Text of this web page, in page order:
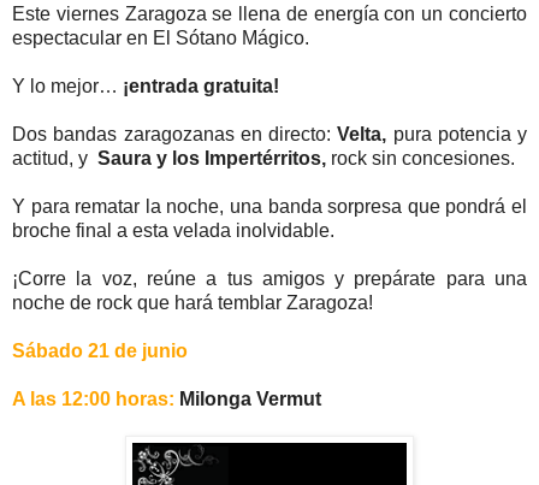
Este viernes Zaragoza se llena de energía con un concierto
espectacular en El Sótano Mágico.
Y lo mejor… ¡entrada gratuita!
Dos bandas zaragozanas en directo:Velta, pura potencia y
actitud, y Saura y los Impertérritos, rock sin concesiones.
Y para rematar la noche, una banda sorpresa que pondrá el
broche final a esta velada inolvidable.
¡Corre la voz, reúne a tus amigos y prepárate para una
noche de rock que hará temblar Zaragoza!
Sábado 21 de junio
A las 12:00 horas: Milonga Vermut